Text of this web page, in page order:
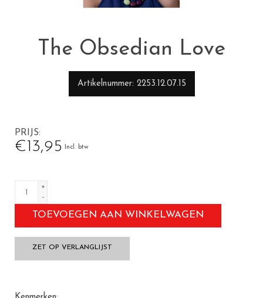
The Obsedian Love
Artikelnummer 2253.12.07.15
PRIJS
€13,95 Incl. btw
+
-
TOEVOEGEN AAN WINKELWAGEN
ZET OP VERLANGLIJST